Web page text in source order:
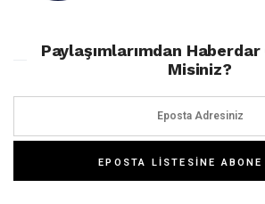
Paylaşımlarımdan
Misiniz?